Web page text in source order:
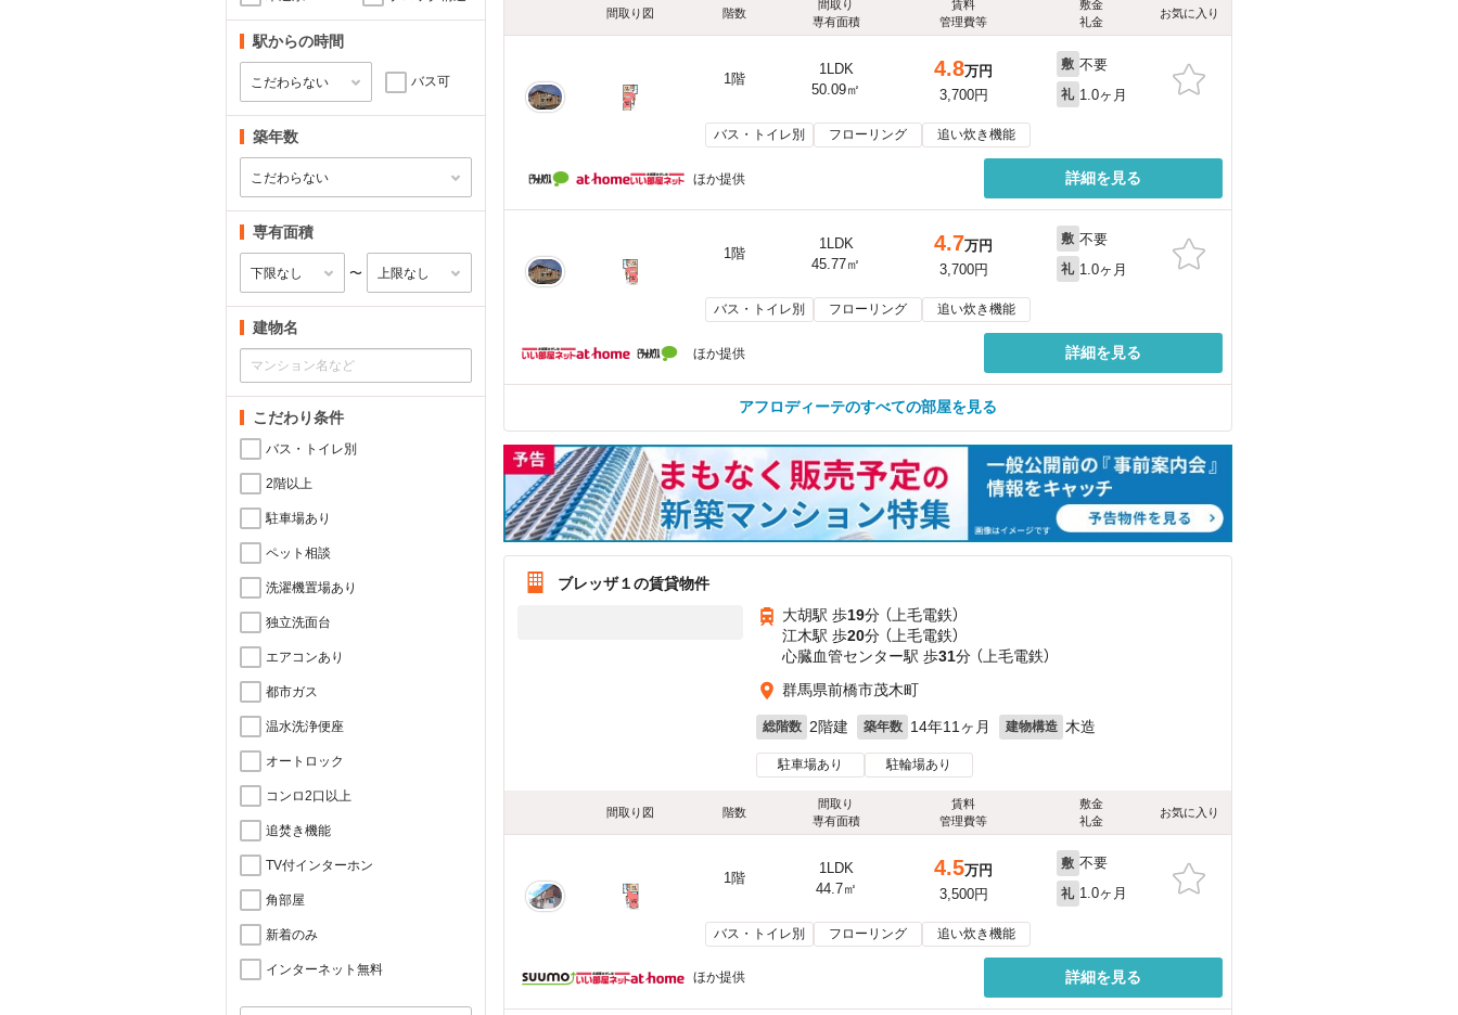
駅からの時間
バス可
築年数
専有面積
〜
建物名
こだわり条件
バス・トイレ別
2階以上
駐車場あり
ペット相談
洗濯機置場あり
独立洗面台
エアコンあり
都市ガス
温水洗浄便座
オートロック
コンロ2口以上
追焚き機能
TV付インターホン
角部屋
新着のみ
インターネット無料
間取り図 階数
間取り
専有面積
賃料
管理費等
敷金
礼金
お気に入り
1階
1LDK
50.09㎡
4.8万円
3,700円
敷 不要
礼 1.0ヶ月
バス・トイレ別 フローリング 追い炊き機能
ほか提供 詳細を見る
1階
1LDK
45.77㎡
4.7万円
3,700円
敷 不要
礼 1.0ヶ月
バス・トイレ別 フローリング 追い炊き機能
ほか提供 詳細を見る
アフロディーテのすべての部屋を見る
ブレッザ１の賃貸物件
大胡駅 歩19分 （上毛電鉄）
江木駅 歩20分 （上毛電鉄）
心臓血管センター駅 歩31分 （上毛電鉄）
群馬県前橋市茂木町
総階数 2階建 築年数 14年11ヶ月 建物構造 木造
駐車場あり 駐輪場あり
間取り図 階数
間取り
専有面積
賃料
管理費等
敷金
礼金
お気に入り
1階
1LDK
44.7㎡
4.5万円
3,500円
敷 不要
礼 1.0ヶ月
バス・トイレ別 フローリング 追い炊き機能
ほか提供 詳細を見る